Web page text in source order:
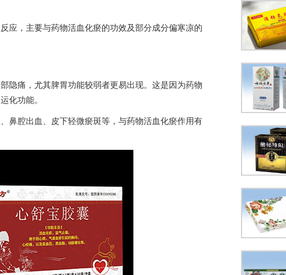
应，主要与药物活血化瘀的功效及部分成分偏寒凉的
隐痛，尤其脾胃功能较弱者更易出现。这是因为药物
化功能。
鼻腔出血、皮下轻微瘀斑等，与药物活血化瘀作用有